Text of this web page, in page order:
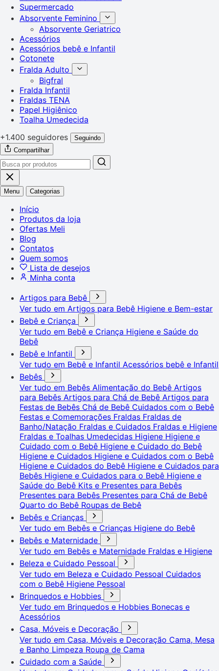
Supermercado
Absorvente Feminino
Absorvente Geriatrico
Acessórios
Acessórios bebê e Infantil
Cotonete
Fralda Adulto
Bigfral
Fralda Infantil
Fraldas TENA
Papel Higiênico
Toalha Umedecida
+1.400 seguidores
Seguindo
Compartilhar
Menu Categorias
Início
Produtos da loja
Ofertas Meli
Blog
Contatos
Quem somos
Lista de desejos
Minha conta
Artigos para Bebê
Ver tudo em Artigos para Bebê Higiene e Bem-estar
Bebê e Criança
Ver tudo em Bebê e Criança Higiene e Saúde do
Bebê
Bebê e Infantil
Ver tudo em Bebê e Infantil Acessórios bebê e Infantil
Bebês
Ver tudo em Bebês Alimentação do Bebê Artigos
para Bebês Artigos para Chá de Bebê Artigos para
Festas de Bebês Chá de Bebê Cuidados com o Bebê
Festas e Comemorações Fraldas Fraldas de
Banho/Natação Fraldas e Cuidados Fraldas e Higiene
Fraldas e Toalhas Umedecidas Higiene Higiene e
Cuidado com o Bebê Higiene e Cuidado do Bebê
Higiene e Cuidados Higiene e Cuidados com o Bebê
Higiene e Cuidados do Bebê Higiene e Cuidados para
Bebês Higiene e Cuidados para o Bebê Higiene e
Saúde do Bebê Kits e Presentes para Bebês
Presentes para Bebês Presentes para Chá de Bebê
Quarto do Bebê Roupas de Bebê
Bebês e Crianças
Ver tudo em Bebês e Crianças Higiene do Bebê
Bebês e Maternidade
Ver tudo em Bebês e Maternidade Fraldas e Higiene
Beleza e Cuidado Pessoal
Ver tudo em Beleza e Cuidado Pessoal Cuidados
com o Bebê Higiene Pessoal
Brinquedos e Hobbies
Ver tudo em Brinquedos e Hobbies Bonecas e
Acessórios
Casa, Móveis e Decoração
Ver tudo em Casa, Móveis e Decoração Cama, Mesa
e Banho Limpeza Roupa de Cama
Cuidado com a Saúde